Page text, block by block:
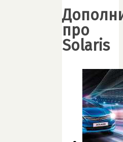
про
Solaris